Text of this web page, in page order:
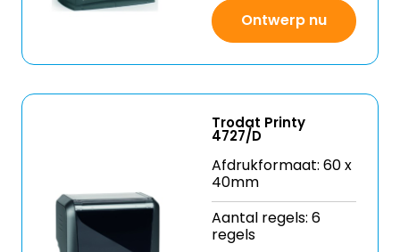
Ontwerp nu
Trodat Printy
4727/D
Afdrukformaat: 60 x
40mm
Aantal regels: 6
regels